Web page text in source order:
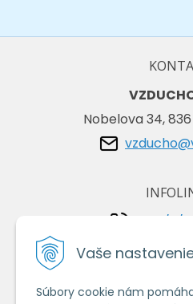
Vaše
Súbory cookie nám
Nobelova 34,
+421/2/
+421/
VŠETKO O